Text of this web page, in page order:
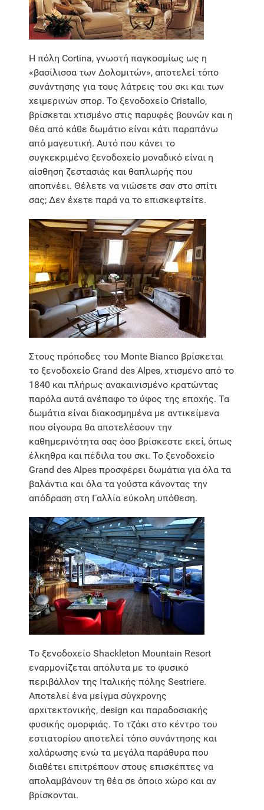
Η πόλη Cortina, γνωστή παγκοσμίως ως η
«βασίλισσα των Δολομιτών», αποτελεί τόπο
συνάντησης για τους λάτρεις του σκι και των
χειμερινών σπορ. Το ξενοδοχείο Cristallo,
βρίσκεται χτισμένο στις παρυφές βουνών και η
θέα από κάθε δωμάτιο είναι κάτι παραπάνω
από μαγευτική. Αυτό που κάνει το
συγκεκριμένο ξενοδοχείο μοναδικό είναι η
αίσθηση ζεστασιάς και θαπλωρής που
αποπνέει. Θέλετε να νιώσετε σαν στο σπίτι
σας; Δεν έχετε παρά να το επισκεφτείτε.
Στους πρόποδες του Monte Bianco βρίσκεται
το ξενοδοχείο Grand des Alpes, χτισμένο από το
1840 και πλήρως ανακαινισμένο κρατώντας
παρόλα αυτά ανέπαφο το ύφος της εποχής. Τα
δωμάτια είναι διακοσμημένα με αντικείμενα
που σίγουρα θα αποτελέσουν την
καθημερινότητα σας όσο βρίσκεστε εκεί, όπως
έλκηθρα και πέδιλα του σκι. Το ξενοδοχείο
Grand des Alpes προσφέρει δωμάτια για όλα τα
βαλάντια και όλα τα γούστα κάνοντας την
απόδραση στη Γαλλία εύκολη υπόθεση.
Το ξενοδοχείο Shackleton Mountain Resort
εναρμονίζεται απόλυτα με το φυσικό
περιβάλλον της Ιταλικής πόλης Sestriere.
Αποτελεί ένα μείγμα σύγχρονης
αρχιτεκτονικής, design και παραδοσιακής
φυσικής ομορφιάς. Το τζάκι στο κέντρο του
εστιατορίου αποτελεί τόπο συνάντησης και
χαλάρωσης ενώ τα μεγάλα παράθυρα που
διαθέτει επιτρέπουν στους επισκέπτες να
απολαμβάνουν τη θέα σε όποιο χώρο και αν
βρίσκονται.